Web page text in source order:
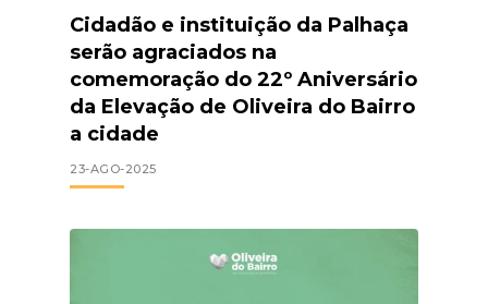
Cidadão e instituição da Palhaça
serão agraciados na
comemoração do 22º Aniversário
da Elevação de Oliveira do Bairro
a cidade
23-AGO-2025